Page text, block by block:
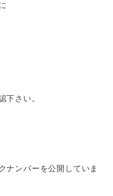
下さい。
ナンバーを公開していま